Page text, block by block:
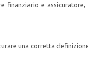
e assicuratore,
una corretta